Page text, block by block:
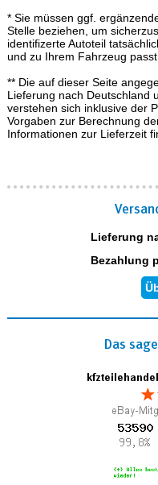
* Sie müssen ggf.
Stelle beziehen, um
identifizerte Autoteil
und zu Ihrem Fahrzeug
** Die auf dieser Seite
Lieferung nach Deutschland
verstehen sich inklusive der
Vorgaben zur Berechnung
Informationen zur Lieferzeit
Lieferung
Bezahlung
Das